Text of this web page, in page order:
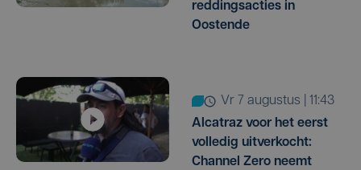
reddingsacties in
Oostende
vr 7 augustus | 11:43
Alcatraz voor het eerst
volledig uitverkocht:
Channel Zero neemt